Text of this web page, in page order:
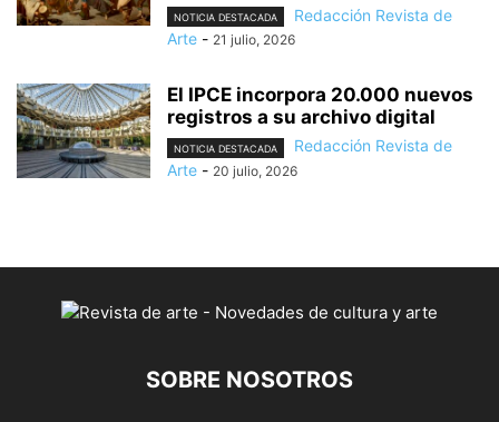
NOTICIA DESTACADA
Redacción Revista de
Arte - 21 julio, 2026
El IPCE incorpora 20.000 nuevos
registros a su archivo digital
NOTICIA DESTACADA
Redacción Revista de
Arte - 20 julio, 2026
SOBRE NOSOTROS